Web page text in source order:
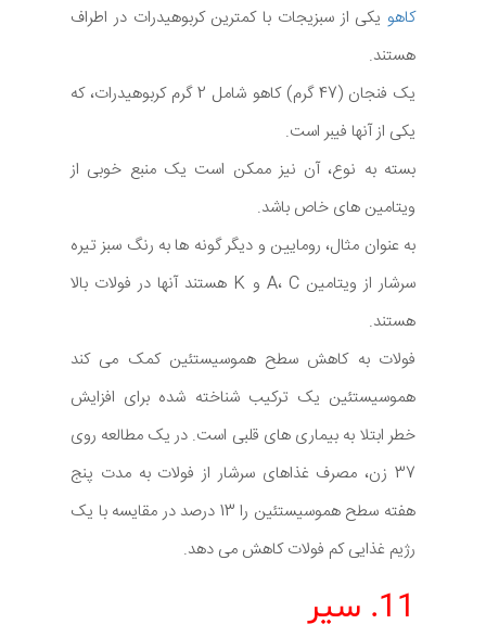
کاهو یکی از سبزیجات با کمترین کربوهیدرات در اطراف
هستند.
یک فنجان (47 گرم) کاهو شامل 2 گرم کربوهیدرات، که
یکی از آنها فیبر است.
بسته به نوع، آن نیز ممکن است یک منبع خوبی از
ویتامین های خاص باشد.
به عنوان مثال، رومایین و دیگر گونه ها به رنگ سبز تیره
سرشار از ویتامین A، C و K هستند آنها در فولات بالا
هستند.
فولات به کاهش سطح هموسیستئین کمک می کند
هموسیستئین یک ترکیب شناخته شده برای افزایش
خطر ابتلا به بیماری های قلبی است. در یک مطالعه روی
37 زن، مصرف غذاهای سرشار از فولات به مدت پنج
هفته سطح هموسیستئین را 13 درصد در مقایسه با یک
رژیم غذایی کم فولات کاهش می دهد.
11. سیر